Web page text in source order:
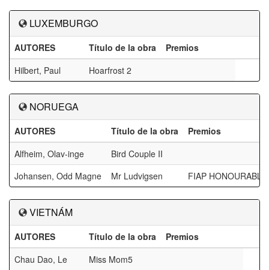
LUXEMBURGO
AUTORES Título de la obra
Premios
Hilbert, Paul
Hoarfrost 2
NORUEGA
AUTORES Título de la obra
Premios
Alfheim, Olav-inge
Bird Couple II
Johansen, Odd Magne
Mr Ludvigsen FIAP
VIETNÁM
AUTORES Título de la obra
Premios
Chau Dao, Le
Miss Mom5